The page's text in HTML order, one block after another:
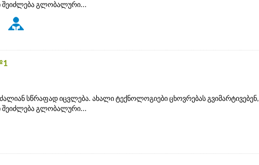
შეიძლება გლობალური...
სწრაფად იცვლება. ახალი ტექნოლოგიები ცხოვრებას გვიმარტივებენ,
შეიძლება გლობალური...